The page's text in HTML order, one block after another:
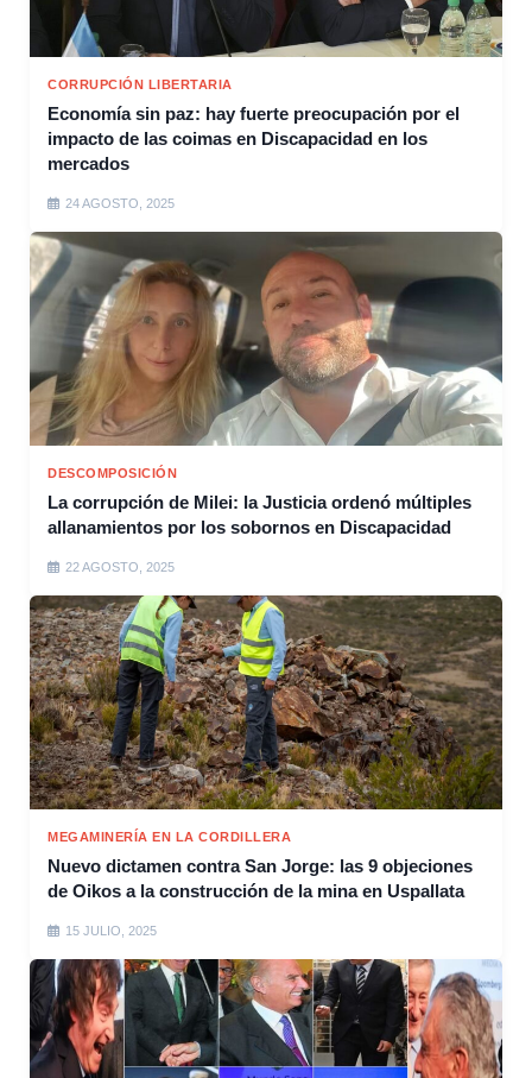
CORRUPCIÓN LIBERTARIA
Economía sin paz: hay fuerte preocupación por el
impacto de las coimas en Discapacidad en los
mercados
24 AGOSTO, 2025
DESCOMPOSICIÓN
La corrupción de Milei: la Justicia ordenó múltiples
allanamientos por los sobornos en Discapacidad
22 AGOSTO, 2025
MEGAMINERÍA EN LA CORDILLERA
Nuevo dictamen contra San Jorge: las 9 objeciones
de Oikos a la construcción de la mina en Uspallata
15 JULIO, 2025